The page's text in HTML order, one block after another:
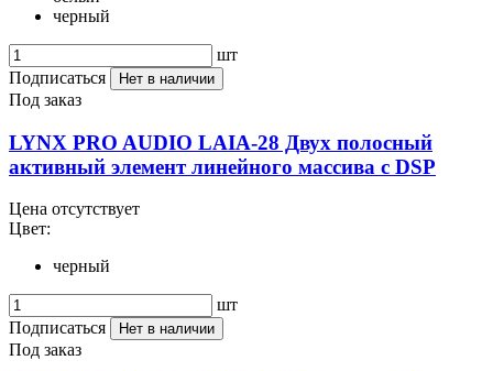
черный
шт
Подписаться
Нет в наличии
Под заказ
LYNX PRO AUDIO LAIA-28 Двух полосный
активный элемент линейного массива с DSP
Цена отсутствует
Цвет:
черный
шт
Подписаться
Нет в наличии
Под заказ